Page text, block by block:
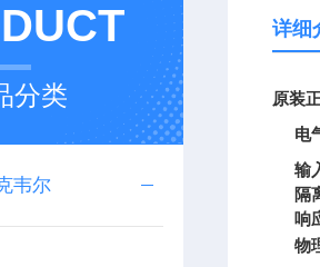
分类
韦尔
详细
原装
电
输
隔
响
物